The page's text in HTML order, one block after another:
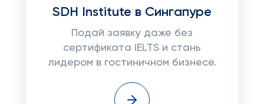
SDH Institute в Сингапуре
Подай заявку даже без
сертификата IELTS и стань
лидером в гостиничном бизнесе.